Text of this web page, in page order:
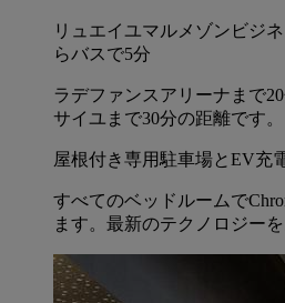
リュエイユマルメゾンビジ
らバスで5分
ラデファンスアリーナまで
サイユまで30分の距離です。
屋根付き専用駐車場とEV充
すべてのベッドルームで
ます。最新のテクノロジー